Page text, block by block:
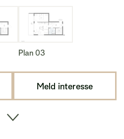
Plan 03
Meld interesse